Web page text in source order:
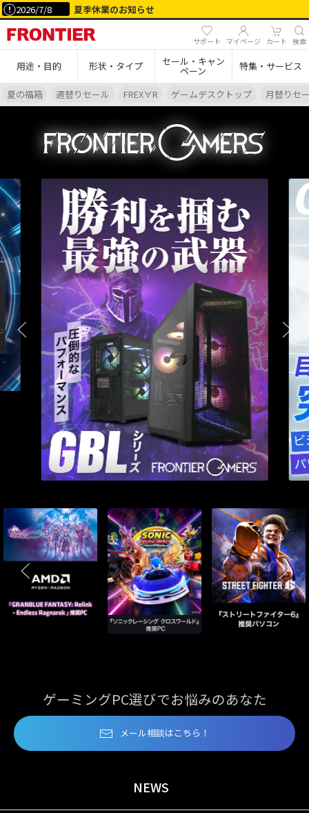
2026/7/8 夏季休業のお知らせ
サポート マイページ カート 検索
用途・目的 形状・タイプ セール・キャン
ペーン 特集・サービス
夏の福箱 週替りセール FREX∀R ゲームデスクトップ 月替りセ
ゲーミングPC選びでお悩みのあなた
メール相談はこちら！
NEWS